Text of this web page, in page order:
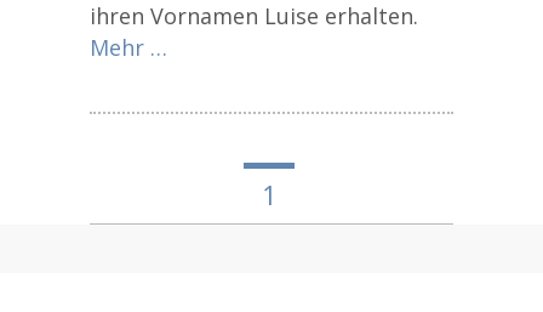
ihren Vornamen Luise erhalten.
Mehr …
1